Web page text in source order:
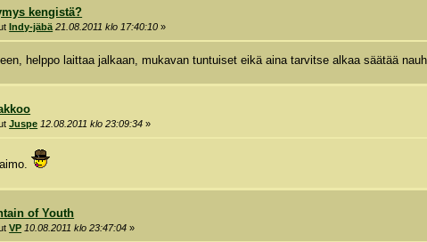
kengistä?
Indy-jäbä 21.08.2011 klo 17:40:10 »
helppo laittaa jalkaan, mukavan tuntuiset eikä aina tarvitse alkaa säätää
Juspe 12.08.2011 klo 23:09:34 »
of Youth
VP 10.08.2011 klo 23:47:04 »